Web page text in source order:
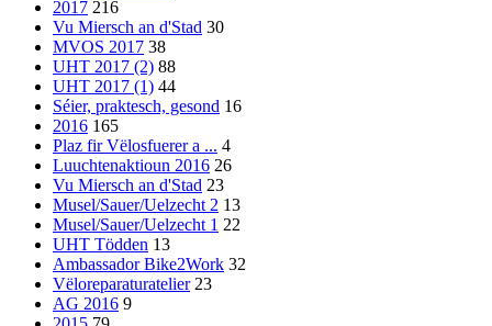
2017 216
Vu Miersch an d'Stad 30
MVOS 2017 38
UHT 2017 (2) 88
UHT 2017 (1) 44
Séier, praktesch, gesond 16
2016 165
Plaz fir Vëlosfuerer a ... 4
Luuchtenaktioun 2016 26
Vu Miersch an d'Stad 23
Musel/Sauer/Uelzecht 2 13
Musel/Sauer/Uelzecht 1 22
UHT Tödden 13
Ambassador Bike2Work 32
Vëloreparaturatelier 23
AG 2016 9